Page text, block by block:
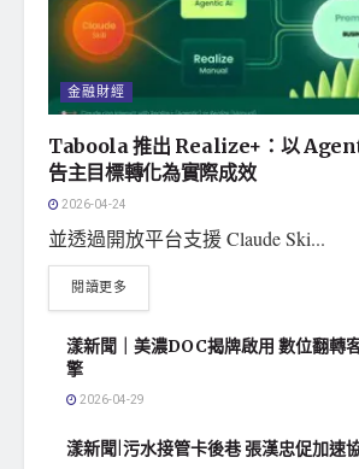
金融財經
Taboola 推出 Realize+：以
告主目標轉化為實際成效
2026-04-24
並透過開放平台支援 Claude Ski...
閱讀更多
漾新聞｜美濃DOC揭牌啟用 數位翻轉
擎
2026-04-29
漾新聞|污水接管卡後巷 張漢忠促加速